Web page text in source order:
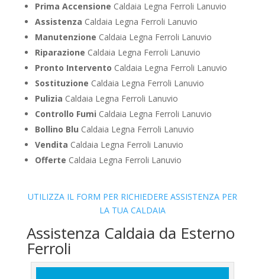
Prima Accensione Caldaia Legna Ferroli Lanuvio
Assistenza Caldaia Legna Ferroli Lanuvio
Manutenzione Caldaia Legna Ferroli Lanuvio
Riparazione Caldaia Legna Ferroli Lanuvio
Pronto Intervento Caldaia Legna Ferroli Lanuvio
Sostituzione Caldaia Legna Ferroli Lanuvio
Pulizia Caldaia Legna Ferroli Lanuvio
Controllo Fumi Caldaia Legna Ferroli Lanuvio
Bollino Blu Caldaia Legna Ferroli Lanuvio
Vendita Caldaia Legna Ferroli Lanuvio
Offerte Caldaia Legna Ferroli Lanuvio
UTILIZZA IL FORM PER RICHIEDERE ASSISTENZA PER
LA TUA CALDAIA
Assistenza Caldaia da Esterno
Ferroli